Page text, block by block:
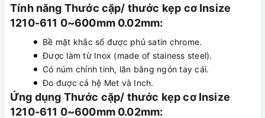
Tính năng Thước cặp/ thước kẹp cơ Insize
1210-611 0~600mm 0.02mm:
Bề mặt khắc số được phủ satin chrome.
Được làm từ Inox (made of stainess steel).
Có núm chỉnh tinh, lăn bằng ngón tay cái.
Đo được cả hệ Met và Inch.
Ứng dụng Thước cặp/ thước kẹp cơ Insize
1210-611 0~600mm 0.02mm: